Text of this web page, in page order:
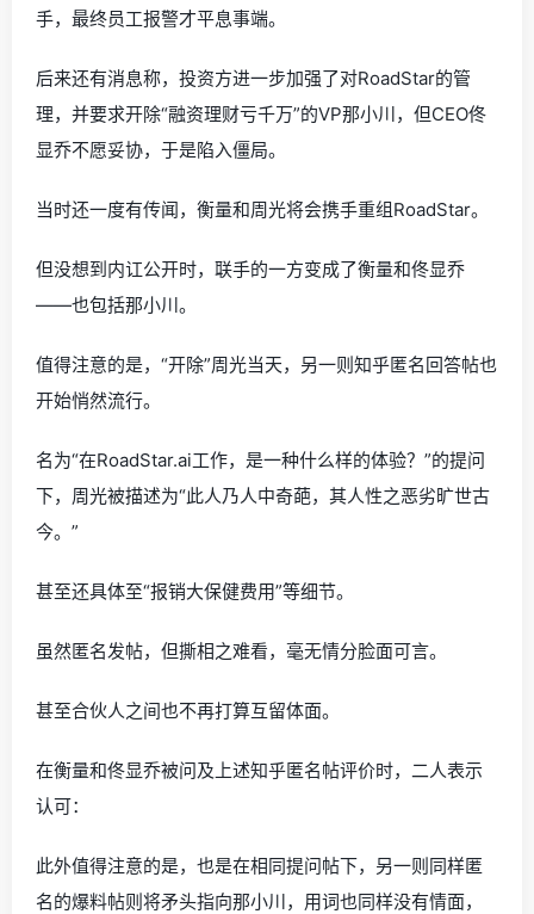
手，最终员工报警才平息事端。
后来还有消息称，投资方进一步加强了对RoadStar的管
理，并要求开除“融资理财亏千万”的VP那小川，但CEO佟
显乔不愿妥协，于是陷入僵局。
当时还一度有传闻，衡量和周光将会携手重组RoadStar。
但没想到内讧公开时，联手的一方变成了衡量和佟显乔
——也包括那小川。
值得注意的是，“开除”周光当天，另一则知乎匿名回答帖也
开始悄然流行。
名为“在RoadStar.ai工作，是一种什么样的体验？”的提问
下，周光被描述为“此人乃人中奇葩，其人性之恶劣旷世古
今。”
甚至还具体至“报销大保健费用”等细节。
虽然匿名发帖，但撕相之难看，毫无情分脸面可言。
甚至合伙人之间也不再打算互留体面。
在衡量和佟显乔被问及上述知乎匿名帖评价时，二人表示
认可：
此外值得注意的是，也是在相同提问帖下，另一则同样匿
名的爆料帖则将矛头指向那小川，用词也同样没有情面，